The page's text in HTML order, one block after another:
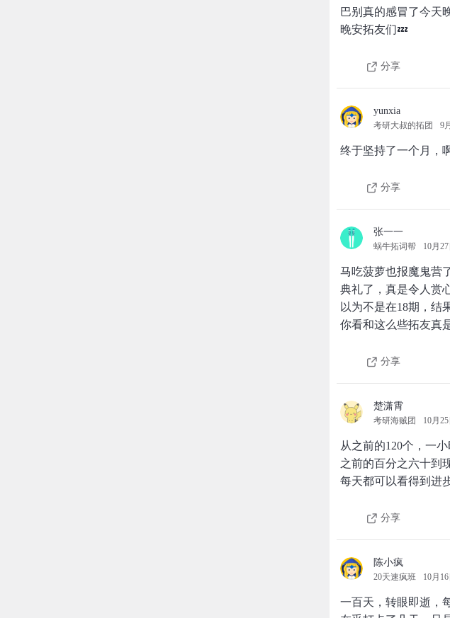
巴别真的感冒了今天
晚安拓友们💤
分享
yunxia
考研大叔的拓团 9
终于坚持了一个月，
分享
张一一
蜗牛拓词帮 10月
马吃菠萝也报魔鬼营
典礼了，真是令人赏
以为不是在18期，结
你看和这么些拓友真
分享
楚潇霄
考研海贼团 10月
从之前的120个，一
之前的百分之六十到
每天都可以看得到进
分享
陈小疯
20天速疯班 10月
一百天，转眼即逝，